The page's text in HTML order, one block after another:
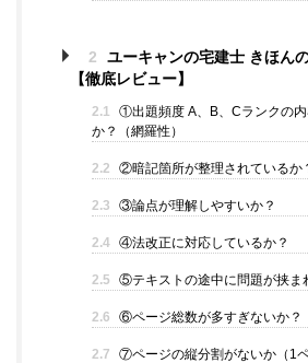
2
ユーキャンの宅建士 きほん
【徹底レビュー】
2.1
①出題頻度 A、B、Cランクの
か？（網羅性）
2.2 ②暗記箇所が整理されているか
2.3 ③論点が理解しやすいか？
2.4 ④法改正に対応しているか？
2.5 ⑤テキストの途中に問題が挟ま
2.6 ⑥ページ総数が多すぎないか？
2.7 ⑦ページの縦分割がないか（1